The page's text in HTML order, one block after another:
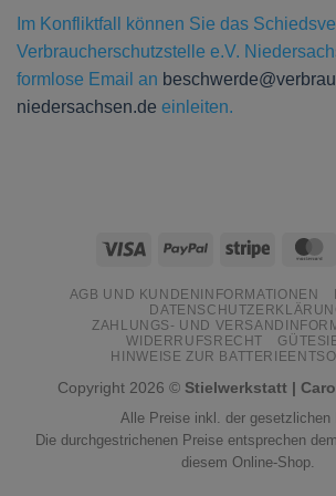
Im Konfliktfall können Sie das
Verbraucherschutzstelle e.V.
formlose Email an
niedersachsen.de einleiten.
Visa PayPal Stripe
AGB UND KUNDENINFORMATIONEN
ZAHLUNGS- UND
WIDERRUFSRECHT
HINWEISE ZUR
Copyright 2026 © Stielwerkstatt |
Alle Preise inkl. der gesetzlichen
Die durchgestrichenen Preise entsprechen
diesem Online-Shop.